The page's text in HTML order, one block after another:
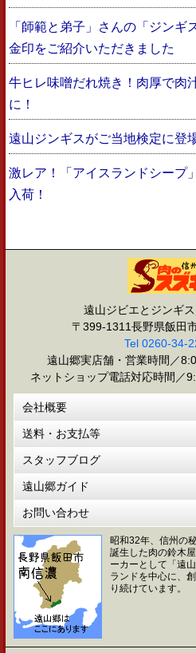
「師範と弟子」さんの「ジンギ
金印をご紹介いただきました
牛ヒレ味噌だれ焼き！肉厚で肉
に！
遠山ジンギスがご当地検定に登
激レア！「アイスランドシープ
入荷！
遠山ジビエとジンギ
〒399-1311長野県飯田
Tel 0260-34-
遠山郷実店舗・営業時間／
ネットショップ電話対応時間／
会社概要
送料・お支払等
スタッフブログ
遠山郷ガイド
お問い合わせ
昭和32年、信州の
誕生した肉の鈴木
ーカーとして「遠
ランドを中心に、
り続けています。